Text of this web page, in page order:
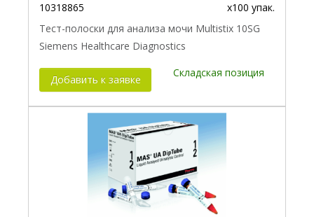
10318865
x100 упак.
Тест-полоски для анализа мочи Multistix 10SG
Siemens Healthcare Diagnostics
Добавить к заявке
Складская позиция